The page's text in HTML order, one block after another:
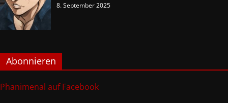
8. September 2025
Abonnieren
Phanimenal auf Facebook